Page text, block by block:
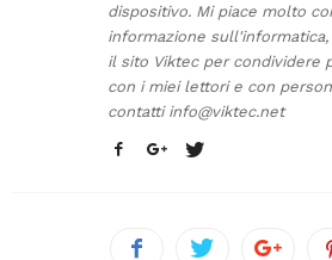
dispositivo. Mi piace molto
informazione
il sito Viktec per condividere
con i miei lettori e con
contatti info@viktec.net